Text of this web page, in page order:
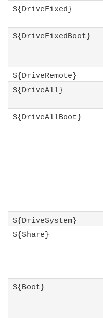
${DriveFixed}
${DriveFixedBoot}
${DriveRemote}
${DriveAll}
${DriveAllBoot}
${DriveSystem}
${Share}
${Boot}